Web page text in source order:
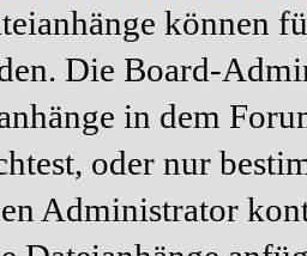
können
Die Board-
in dem
oder nur
Administrator